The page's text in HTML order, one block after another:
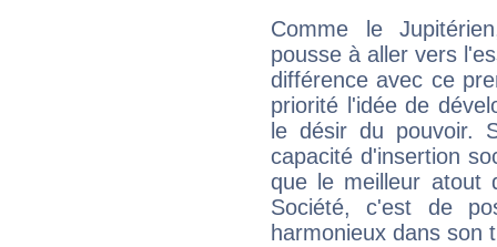
Comme le
pousse à aller vers
différence avec ce
priorité l'idée de
le désir du pouvoir.
capacité d'insertion
que le meilleur atout
Société, c'est de
harmonieux dans son